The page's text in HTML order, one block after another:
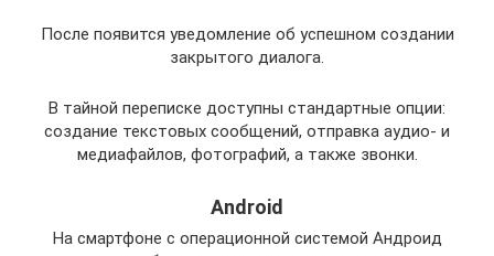
После появится уведомление об успешном создании
закрытого диалога.
В тайной переписке доступны стандартные опции:
создание текстовых сообщений, отправка аудио- и
медиафайлов, фотографий, а также звонки.
Android
На смартфоне с операционной системой Андроид